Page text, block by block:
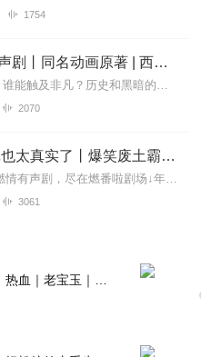
1754
诡秘之主 | 多人有声剧丨同名动画原著 | 西幻克苏鲁 | 乌贼作品
蒸汽与机械的浪潮中，谁能触及非凡？历史和黑暗的迷雾里，又是谁在耳语？我从诡秘中醒来，睁眼看见这个世界：枪械，大炮，巨舰，飞空艇，差分机；魔药，占卜，诅咒，倒吊人...
2070
【燃番啦】这游戏也太真实了丨爆笑废土霸榜神作丨紫襟剧社制作
>>更多好听不套路的燃情有声剧，尽在燃番啦剧场↓年度重磅推荐本专辑为VIP免费专辑每天上午10点5集更新，订阅可以听到最新内容哦！每周抽一个专辑五星优质评论送...
3061